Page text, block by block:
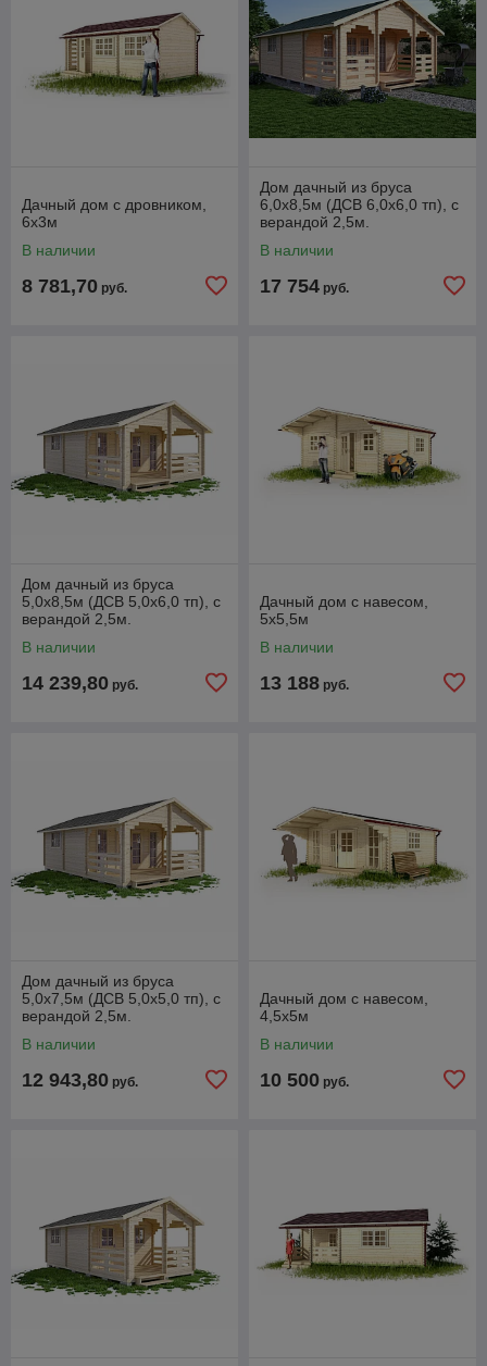
Дачный дом с дровником,
6х3м
В наличии
8 781,70 руб.
Дом дачный из бруса
6,0х8,5м (ДСВ 6,0х6,0 тп), с
верандой 2,5м.
В наличии
17 754 руб.
Дом дачный из бруса
5,0х8,5м (ДСВ 5,0х6,0 тп), с
верандой 2,5м.
В наличии
14 239,80 руб.
Дачный дом с навесом,
5х5,5м
В наличии
13 188 руб.
Дом дачный из бруса
5,0х7,5м (ДСВ 5,0х5,0 тп), с
верандой 2,5м.
В наличии
12 943,80 руб.
Дачный дом с навесом,
4,5х5м
В наличии
10 500 руб.